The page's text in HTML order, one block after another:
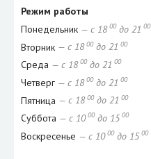
Режим работы
Понедельник — с 18 00до 21 00
Вторник — с 18 00до 21 00
Среда — с 18 00до 21 00
Четверг — с 18 00до 21 00
Пятница — с 18 00до 21 00
Суббота — с 10 00до 15 00
Воскресенье — с 10 00до 15 00